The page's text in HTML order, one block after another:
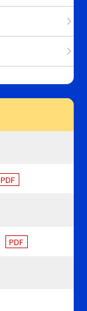
PDF
PDF